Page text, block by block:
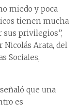
miedo y poca
tienen mucha
sus privilegios”,
Nicolás Arata, del
Sociales,
que una
es